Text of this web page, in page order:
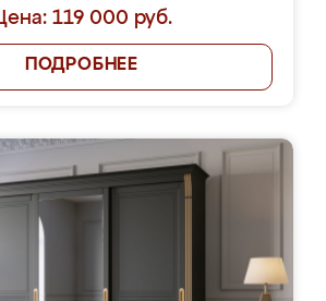
119 000 руб.
ПОДРОБНЕЕ